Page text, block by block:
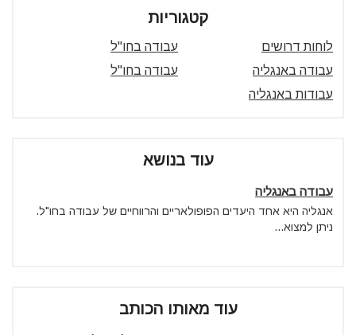
קטגוריות
לוחות דרושים
עבודה בחו"ל
עבודה באנגליה
עבודה בחו"ל
עבודות באנגליה
עוד בנושא
עבודה באנגליה
אנגליה היא אחד היעדים הפופולאריים והרווחיים של עבודה בחו"ל.
ניתן למצוא...
עוד מאותו הכותב